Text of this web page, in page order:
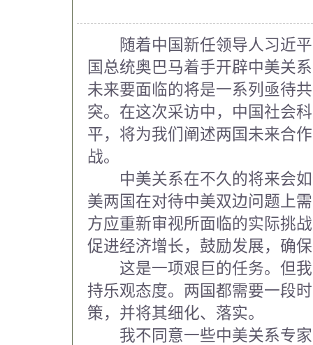
随着中国新任领导人习近平
国总统奥巴马着手开辟中美关
未来要面临的将是一系列亟待
突。在这次采访中，中国社会
平，将为我们阐述两国未来合
战。
中美关系在不久的将来会如
美两国在对待中美双边问题上
方应重新审视所面临的实际挑
促进经济增长，鼓励发展，确
这是一项艰巨的任务。但我
持乐观态度。两国都需要一段
策，并将其细化、落实。
我不同意一些中美关系专家